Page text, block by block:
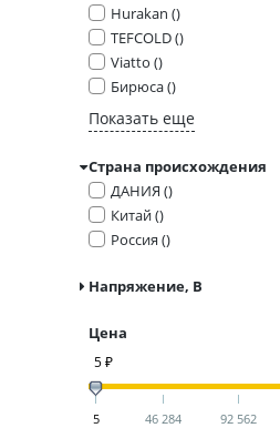
Hurakan ()
TEFCOLD ()
Viatto ()
Бирюса ()
Показать еще
Страна происхождения
ДАНИЯ ()
Китай ()
Россия ()
Напряжение, В
Цена
5 46 284 92 562
5 ₽